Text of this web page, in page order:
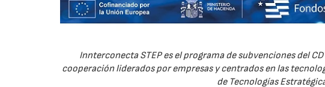
Innterconecta STEP es el programa de subvenciones del
cooperación liderados por empresas y centrados en las
de Tecnologías